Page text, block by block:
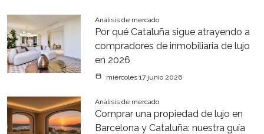
Análisis de mercado
Por qué Cataluña sigue atrayendo a
compradores de inmobiliaria de lujo
en 2026
miércoles 17 junio 2026
Análisis de mercado
Comprar una propiedad de lujo en
Barcelona y Cataluña: nuestra guía